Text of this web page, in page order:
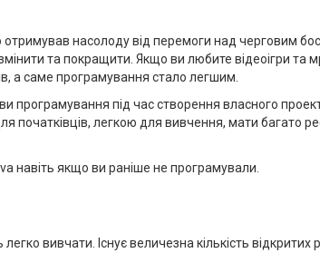
отримував насолоду від перемоги над черговим
та покращити. Якщо ви любите відеоігри та
а саме програмування стало легшим.
програмування під час створення власного
легкою для вивчення, мати багато
навіть якщо ви раніше не програмували.
вивчати. Існує величезна кількість відкритих